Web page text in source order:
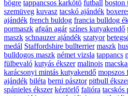
bögre tappancsos karkötő futball boston
szemüveg kuvasz tacskó ajándék
ajándék french buldog francia bulldog
pormaszk afgán agár színes kutyakendő
maszk schnauzer ajándék szatyor
medál Staffordshire bullterrier maszk
bulldogos maszk német vizsla tappancs
fülbevaló kutyás ékszer malinois
karácsonyi mintás kutyakendő mopszos
ajándék biléta berni pásztor pitbull
spánieles ékszer kéztörlő falióra tacskós